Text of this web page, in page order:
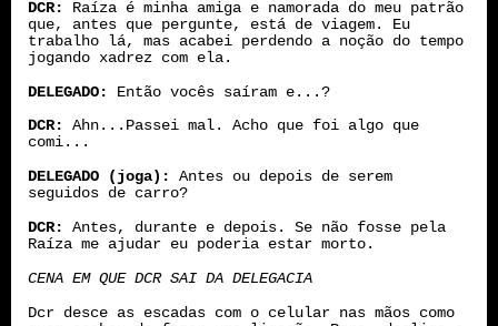
DCR:
Raíza é minha amiga e namorada do meu patrão
que, antes que pergunte, está de viagem. Eu
trabalho lá, mas acabei perdendo a noção do tempo
jogando xadrez com ela.
DELEGADO:
Então vocês saíram e...?
DCR:
Ahn...Passei mal. Acho que foi algo que
comi...
DELEGADO (joga):
Antes ou depois de serem
seguidos de carro?
DCR:
Antes, durante e depois. Se não fosse pela
Raíza me ajudar eu poderia estar morto.
CENA EM QUE DCR SAI DA DELEGACIA
Dcr desce as escadas com o celular nas mãos como